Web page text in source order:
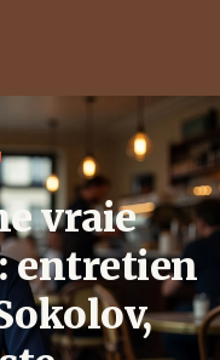
vraie
entretien